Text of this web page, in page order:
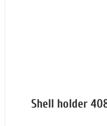
Shell holder